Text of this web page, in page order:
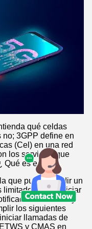
qué celdas
3GPP define en
(Cel) en una red
los servicios que
Qué es eso?
que puede residir un
limitados (para iniciar
ETWS y
los siguientes
llamadas de
y CMAS en